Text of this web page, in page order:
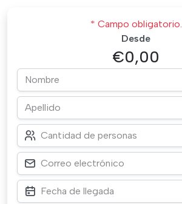
* Campo obligatorio.
Desde
€0,00